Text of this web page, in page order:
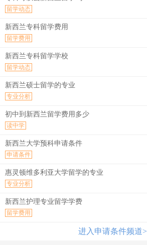
留学动态
新西兰专科留学费用
留学费用
新西兰专科留学学校
留学动态
新西兰硕士留学的专业
专业分析
初中到新西兰留学费用多少
读中学
新西兰大学预科申请条件
申请条件
惠灵顿维多利亚大学留学的专业
专业分析
新西兰护理专业留学学费
留学费用
进入申请条件频道>